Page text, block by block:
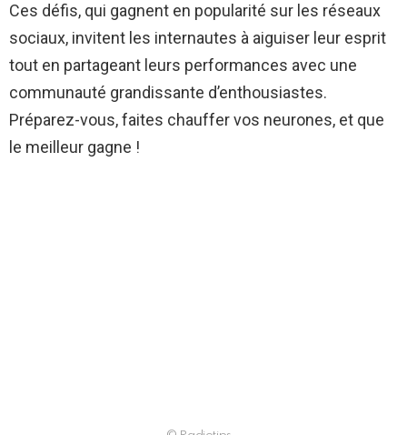
Ces défis, qui gagnent en popularité sur les réseaux
sociaux, invitent les internautes à aiguiser leur esprit
tout en partageant leurs performances avec une
communauté grandissante d’enthousiastes.
Préparez-vous, faites chauffer vos neurones, et que
le meilleur gagne !